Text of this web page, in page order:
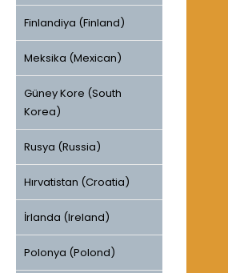
Finlandiya (Finland)
Meksika (Mexican)
Güney Kore (South
Korea)
Rusya (Russia)
Hırvatistan (Croatia)
İrlanda (Ireland)
Polonya (Polond)